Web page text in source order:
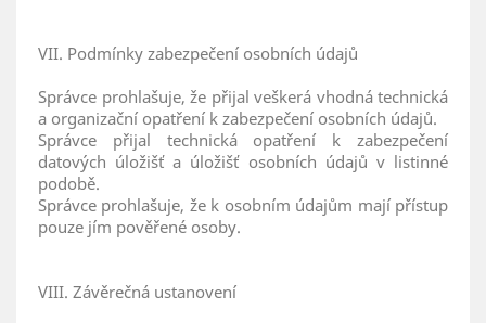
VII. Podmínky zabezpečení osobních údajů
Správce prohlašuje, že přijal veškerá vhodná technická
a organizační opatření k zabezpečení osobních údajů.
Správce přijal technická opatření k zabezpečení
datových úložišť a úložišť osobních údajů v listinné
podobě.
Správce prohlašuje, že k osobním údajům mají přístup
pouze jím pověřené osoby.
VIII. Závěrečná ustanovení